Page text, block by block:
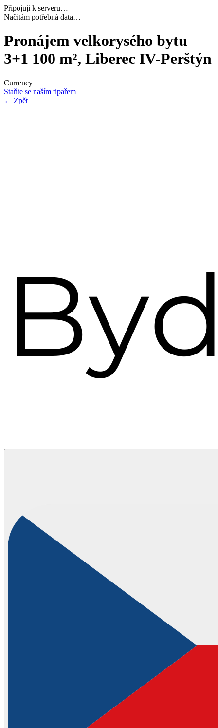
Připojuji k serveru…
Navazuji bezpečné spojení…
Pronájem velkorysého bytu
3+1 100 m², Liberec IV-Perštýn
Currency
Staňte se naším tipařem
← Zpět